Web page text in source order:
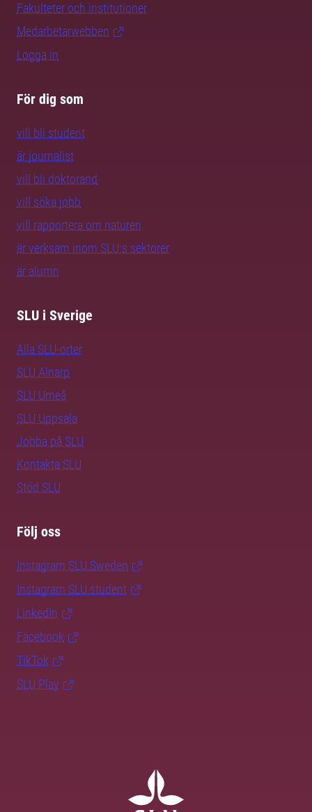
Fakulteter och institutioner
Medarbetarwebben
Logga in
För dig som
vill bli student
är journalist
vill bli doktorand
vill söka jobb
vill rapportera om naturen
är verksam inom SLU:s sektorer
är alumn
SLU i Sverige
Alla SLU-orter
SLU Alnarp
SLU Umeå
SLU Uppsala
Jobba på SLU
Kontakta SLU
Stöd SLU
Följ oss
Instagram SLU.Sweden
Instagram SLU.student
LinkedIn
Facebook
TikTok
SLU Play